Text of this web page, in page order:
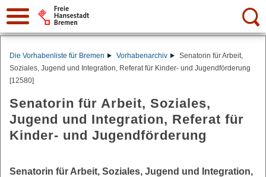
Suche:
Die Vorhabenliste für Bremen Vorhabenarchiv
Senatorin für Arbeit,
Soziales, Jugend und Integration, Referat für Kinder- und Jugendförderung
[12580]
Senatorin für Arbeit, Soziales,
Jugend und Integration, Referat für
Kinder- und Jugendförderung
Senatorin für Arbeit, Soziales, Jugend und Integration,